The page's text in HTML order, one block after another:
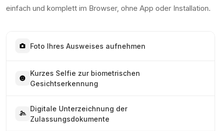
einfach und komplett im Browser, ohne App oder Installation.
Foto Ihres Ausweises aufnehmen
Kurzes Selfie zur biometrischen
Gesichtserkennung
Digitale Unterzeichnung der
Zulassungsdokumente